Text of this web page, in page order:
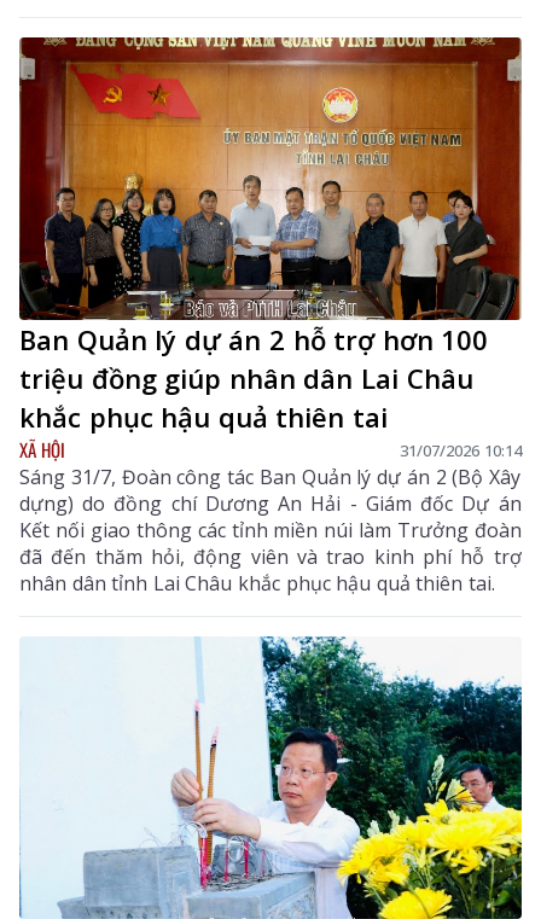
Ban Quản lý dự án 2 hỗ trợ hơn 100
triệu đồng giúp nhân dân Lai Châu
khắc phục hậu quả thiên tai
XÃ HỘI 31/07/2026 10:14
Sáng 31/7, Đoàn công tác Ban Quản lý dự án 2 (Bộ Xây
dựng) do đồng chí Dương An Hải - Giám đốc Dự án
Kết nối giao thông các tỉnh miền núi làm Trưởng đoàn
đã đến thăm hỏi, động viên và trao kinh phí hỗ trợ
nhân dân tỉnh Lai Châu khắc phục hậu quả thiên tai.